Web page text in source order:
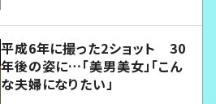
平成6年に撮った2ショット 30
年後の姿に…「美男美女」「こん
な夫婦になりたい」